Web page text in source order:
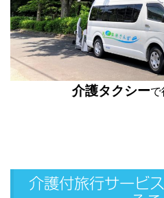
介護タクシーで
介護付旅行サービ